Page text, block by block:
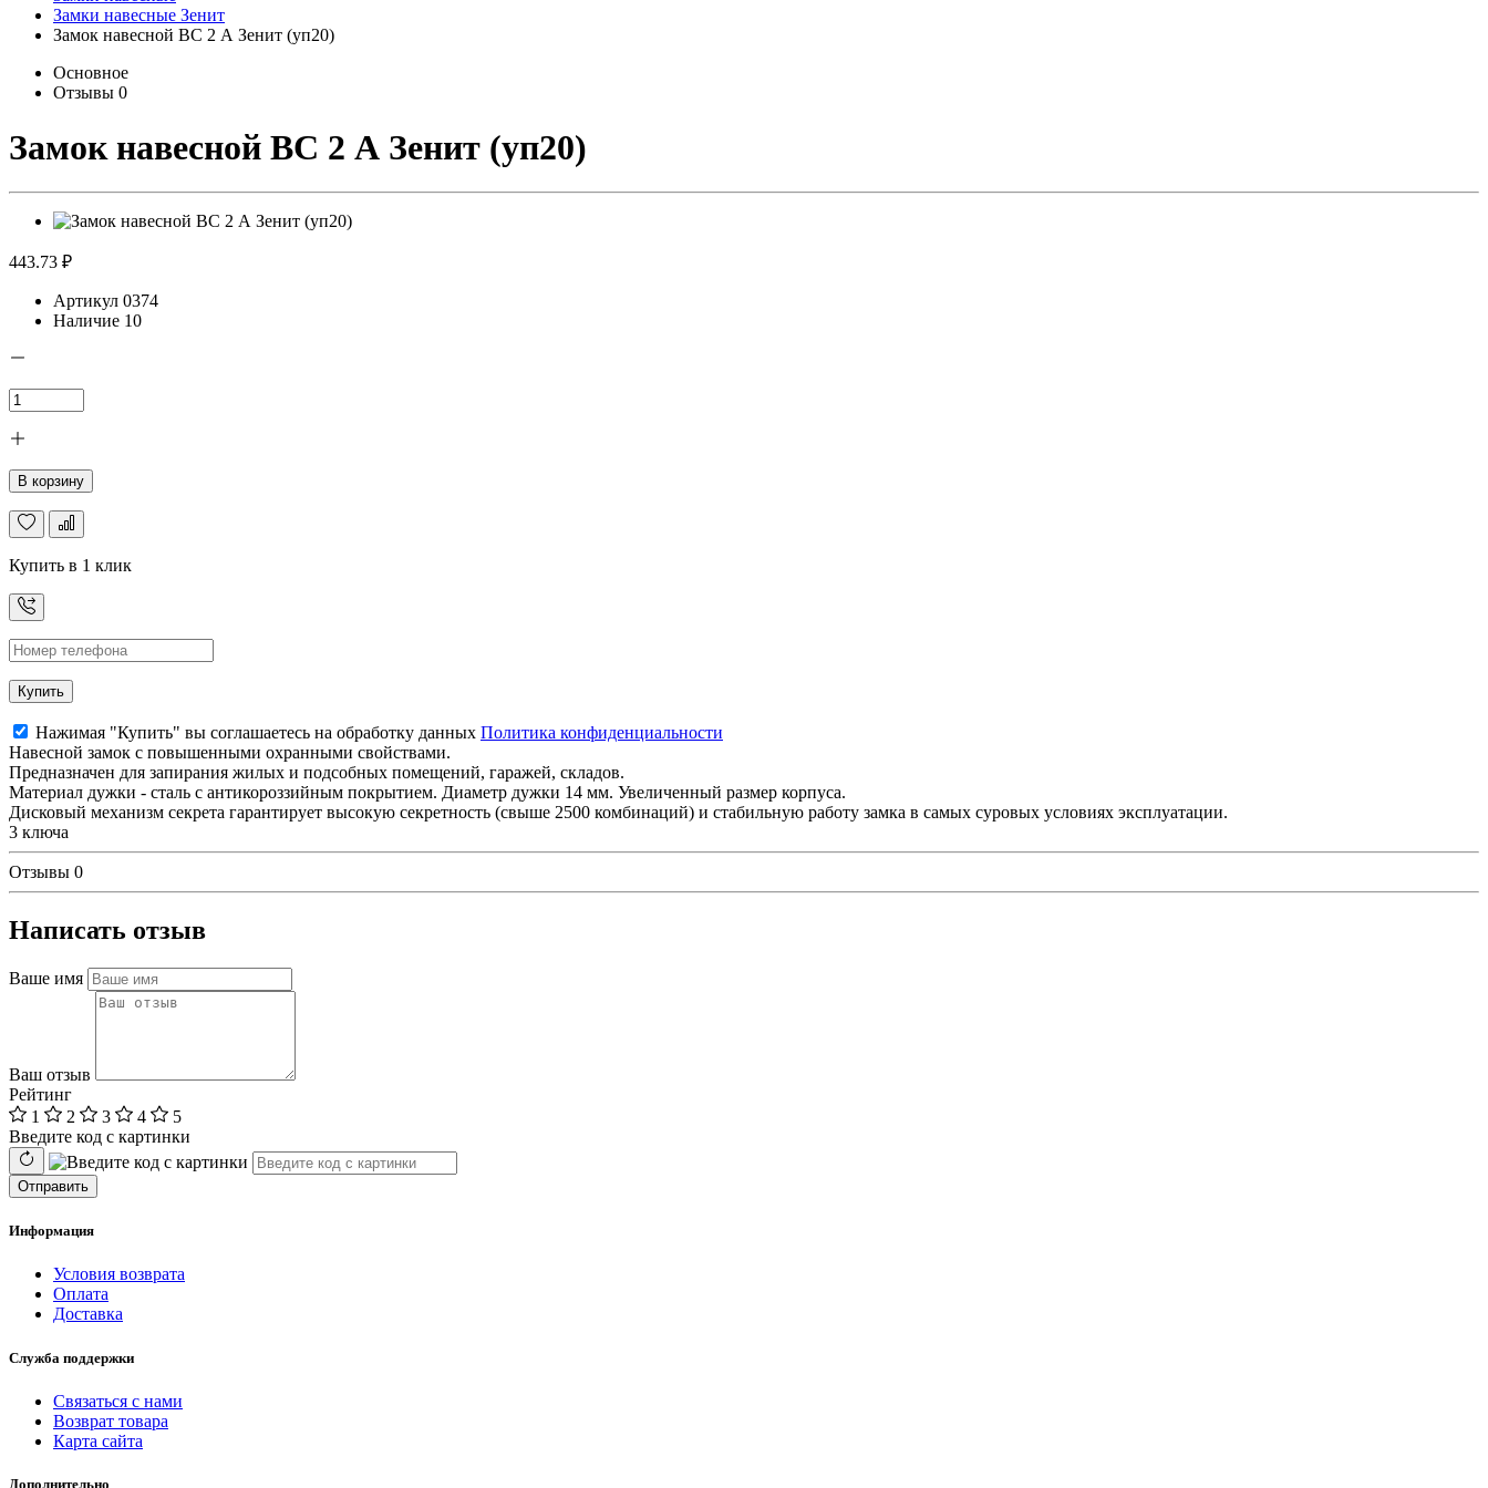
Замки навесные Зенит
Замок навесной ВС 2 А Зенит (уп20)
Основное
Отзывы 0
Замок навесной ВС 2 А Зенит (уп20)
443.73 ₽
Артикул 0374
Наличие 10
В корзину
Купить в 1 клик
Купить
Нажимая "Купить" вы соглашаетесь на обработку данных Политика конфиденциальности
Навесной замок с повышенными охранными свойствами.
Предназначен для запирания жилых и подсобных помещений, гаражей, складов.
Материал дужки - сталь с антикороззийным покрытием. Диаметр дужки 14 мм. Увеличенный размер корпуса.
Дисковый механизм секрета гарантирует высокую секретность (свыше 2500 комбинаций) и стабильную работу замка в самых суровых условиях эксплуатации.
3 ключа
Отзывы 0
Написать отзыв
Ваше имя
Ваш отзыв
Рейтинг
1
2 3 4
5
Введите код с картинки
Отправить
Информация
Условия возврата
Оплата
Доставка
Служба поддержки
Связаться с нами
Возврат товара
Карта сайта
Дополнительно